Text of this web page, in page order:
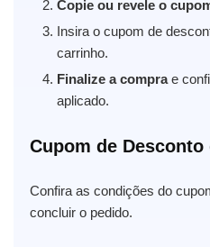
Copie ou revele o
Insira o cupom de
carrinho.
Finalize a comprae
aplicado.
Cupom de
Confira as condições do
concluir o pedido.